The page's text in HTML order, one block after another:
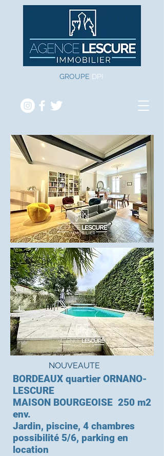
GROUPE DPI
NOUVEAUTE
BORDEAUX quartier ORNANO-
LESCURE
MAISON BOURGEOISE 250 m2
env.
Jardin, piscine, 4 chambres
possibilité 5/6, parking en
location